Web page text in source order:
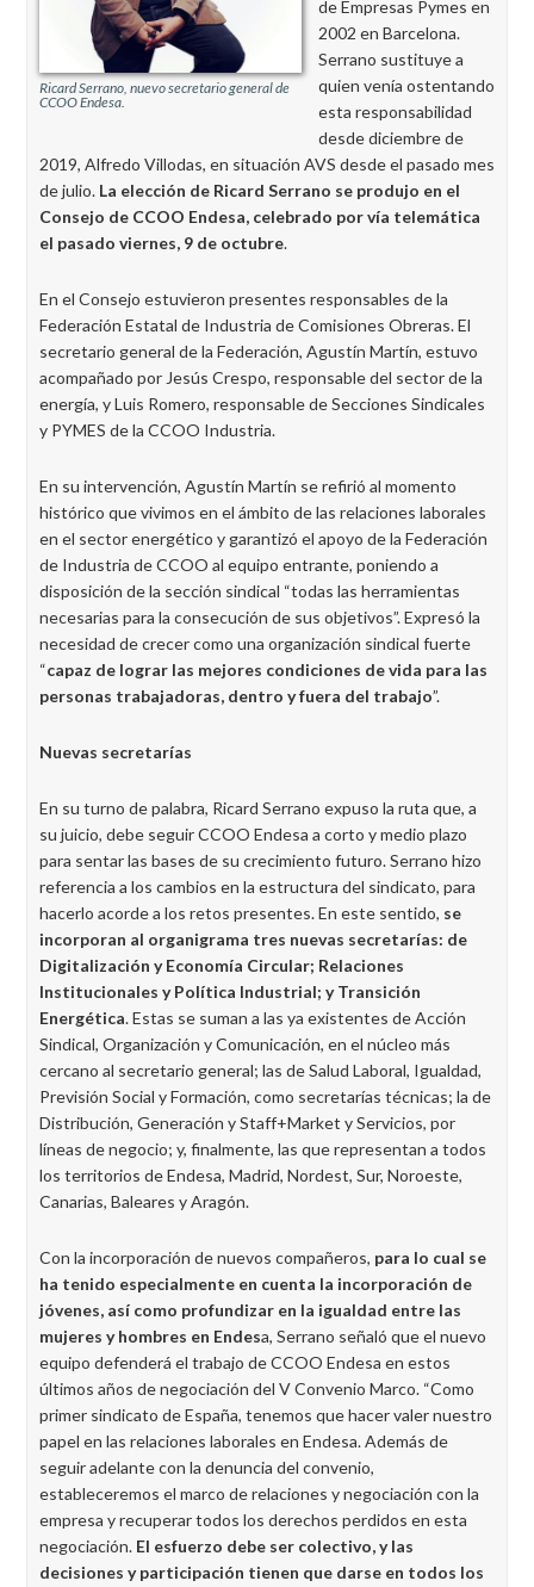
Ricard Serrano, nuevo secretario general de
CCOO Endesa.
de Empresas Pymes en
2002 en Barcelona.
Serrano sustituye a
quien venía ostentando
esta responsabilidad
desde diciembre de
2019, Alfredo Villodas, en situación AVS desde el pasado mes
de julio. La elección de Ricard Serrano se produjo en el
Consejo de CCOO Endesa, celebrado por vía telemática
el pasado viernes, 9 de octubre.
En el Consejo estuvieron presentes responsables de la
Federación Estatal de Industria de Comisiones Obreras. El
secretario general de la Federación, Agustín Martín, estuvo
acompañado por Jesús Crespo, responsable del sector de la
energía, y Luis Romero, responsable de Secciones Sindicales
y PYMES de la CCOO Industria.
En su intervención, Agustín Martín se refirió al momento
histórico que vivimos en el ámbito de las relaciones laborales
en el sector energético y garantizó el apoyo de la Federación
de Industria de CCOO al equipo entrante, poniendo a
disposición de la sección sindical “todas las herramientas
necesarias para la consecución de sus objetivos”. Expresó la
necesidad de crecer como una organización sindical fuerte
“capaz de lograr las mejores condiciones de vida para las
personas trabajadoras, dentro y fuera del trabajo”.
Nuevas secretarías
En su turno de palabra, Ricard Serrano expuso la ruta que, a
su juicio, debe seguir CCOO Endesa a corto y medio plazo
para sentar las bases de su crecimiento futuro. Serrano hizo
referencia a los cambios en la estructura del sindicato, para
hacerlo acorde a los retos presentes. En este sentido, se
incorporan al organigrama tres nuevas secretarías: de
Digitalización y Economía Circular; Relaciones
Institucionales y Política Industrial; y Transición
Energética. Estas se suman a las ya existentes de Acción
Sindical, Organización y Comunicación, en el núcleo más
cercano al secretario general; las de Salud Laboral, Igualdad,
Previsión Social y Formación, como secretarías técnicas; la de
Distribución, Generación y Staff+Market y Servicios, por
líneas de negocio; y, finalmente, las que representan a todos
los territorios de Endesa, Madrid, Nordest, Sur, Noroeste,
Canarias, Baleares y Aragón.
Con la incorporación de nuevos compañeros, para lo cual se
ha tenido especialmente en cuenta la incorporación de
jóvenes, así como profundizar en la igualdad entre las
mujeres y hombres en Endesa, Serrano señaló que el nuevo
equipo defenderá el trabajo de CCOO Endesa en estos
últimos años de negociación del V Convenio Marco. “Como
primer sindicato de España, tenemos que hacer valer nuestro
papel en las relaciones laborales en Endesa. Además de
seguir adelante con la denuncia del convenio,
estableceremos el marco de relaciones y negociación con la
empresa y recuperar todos los derechos perdidos en esta
negociación. El esfuerzo debe ser colectivo, y las
decisiones y participación tienen que darse en todos los